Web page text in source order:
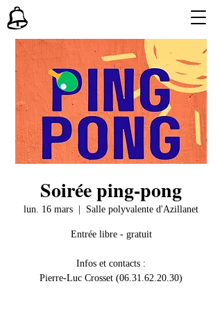
Soirée ping-pong
lun. 16 mars Salle polyvalente d'Azillanet
Entrée libre - gratuit
Infos et contacts :
Pierre-Luc Crosset (06.31.62.20.30)